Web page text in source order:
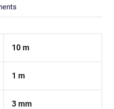
10 m
1 m
3 mm